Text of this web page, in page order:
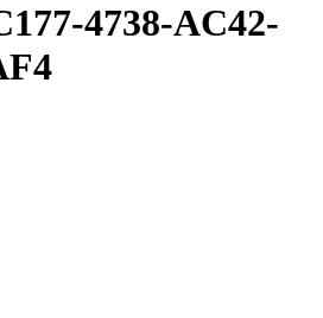
4738-AC42-